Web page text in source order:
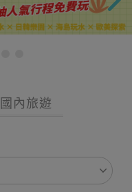
國內旅遊